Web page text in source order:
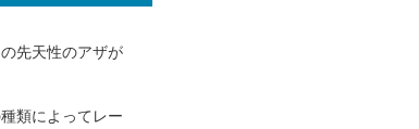
先天性のアザが
類によってレー